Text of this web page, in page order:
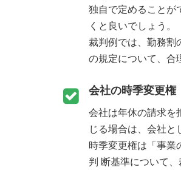
独自で定めることが
くと良いでしょう。
裁判例では、勤務割
の規定について、合
会社の時季変更権
会社は年休の請求を
じる場合は、会社と
時季変更権は「事
判 断基準について